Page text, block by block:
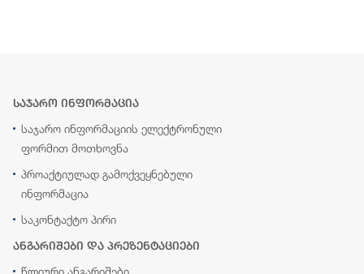
საჯარო ინფორმაცია
საჯარო ინფორმაციის ელექტრონული
ფორმით მოთხოვნა
პროაქტიულად გამოქვეყნებული
ინფორმაცია
საკონტაქტო პირი
ანგარიშები და პრეზენტაციები
წლიური ანგარიშები